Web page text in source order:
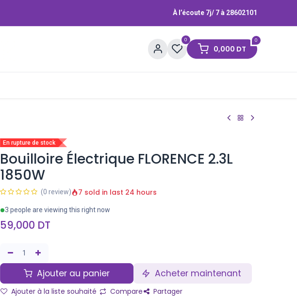
À l’écoute 7j/ 7 à 28602101
0 0
0,000 DT
En rupture de stock
Bouilloire Électrique FLORENCE 2.3L
1850W
(0 review) 7 sold in last 24 hours
3 people are viewing this right now
59,000 DT
Ajouter au panier Acheter maintenant
Ajouter à la liste souhaité Compare Partager